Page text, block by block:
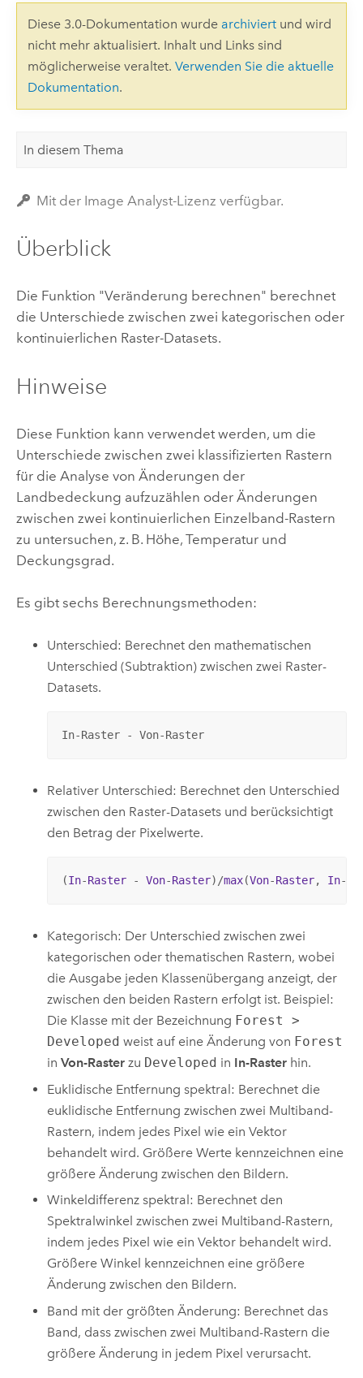
Diese 3.0-Dokumentation wurde archiviertund wird
nicht mehr aktualisiert. Inhalt und Links sind
möglicherweise veraltet. Verwenden Sie die aktuelle
Dokumentation.
In diesem Thema
Mit der Image Analyst-Lizenz verfügbar.
Überblick
Die Funktion "Veränderung berechnen" berechnet
die Unterschiede zwischen zwei kategorischen oder
kontinuierlichen Raster-Datasets.
Hinweise
Diese Funktion kann verwendet werden, um die
Unterschiede zwischen zwei klassifizierten Rastern
für die Analyse von Änderungen der
Landbedeckung aufzuzählen oder Änderungen
zwischen zwei kontinuierlichen Einzelband-Rastern
zu untersuchen, z. B. Höhe, Temperatur und
Deckungsgrad.
Es gibt sechs Berechnungsmethoden:
Unterschied: Berechnet den mathematischen
Unterschied (Subtraktion) zwischen zwei Raster-
Datasets.
In-Raster - Von-Raster
Relativer Unterschied: Berechnet den Unterschied
zwischen den Raster-Datasets und berücksichtigt
den Betrag der Pixelwerte.
(In-Raster - Von-Raster)/max(Von-Raster, In-
Kategorisch: Der Unterschied zwischen zwei
kategorischen oder thematischen Rastern, wobei
die Ausgabe jeden Klassenübergang anzeigt, der
zwischen den beiden Rastern erfolgt ist. Beispiel:
Die Klasse mit der Bezeichnung Forest >
Developed weist auf eine Änderung von Forest
inVon-Raster zu Developed in In-Raster hin.
Euklidische Entfernung spektral: Berechnet die
euklidische Entfernung zwischen zwei Multiband-
Rastern, indem jedes Pixel wie ein Vektor
behandelt wird. Größere Werte kennzeichnen eine
größere Änderung zwischen den Bildern.
Winkeldifferenz spektral: Berechnet den
Spektralwinkel zwischen zwei Multiband-Rastern,
indem jedes Pixel wie ein Vektor behandelt wird.
Größere Winkel kennzeichnen eine größere
Änderung zwischen den Bildern.
Band mit der größten Änderung: Berechnet das
Band, dass zwischen zwei Multiband-Rastern die
größere Änderung in jedem Pixel verursacht.